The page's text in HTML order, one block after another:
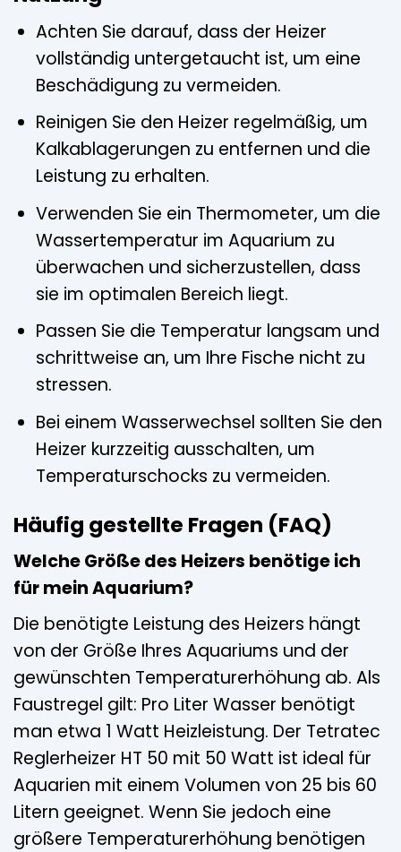
Achten Sie darauf, dass der Heizer
vollständig untergetaucht ist, um eine
Beschädigung zu vermeiden.
Reinigen Sie den Heizer regelmäßig, um
Kalkablagerungen zu entfernen und die
Leistung zu erhalten.
Verwenden Sie ein Thermometer, um die
Wassertemperatur im Aquarium zu
überwachen und sicherzustellen, dass
sie im optimalen Bereich liegt.
Passen Sie die Temperatur langsam und
schrittweise an, um Ihre Fische nicht zu
stressen.
Bei einem Wasserwechsel sollten Sie den
Heizer kurzzeitig ausschalten, um
Temperaturschocks zu vermeiden.
Häufig gestellte Fragen (FAQ)
Welche Größe des Heizers benötige ich
für mein Aquarium?
Die benötigte Leistung des Heizers hängt
von der Größe Ihres Aquariums und der
gewünschten Temperaturerhöhung ab. Als
Faustregel gilt: Pro Liter Wasser benötigt
man etwa 1 Watt Heizleistung. Der Tetratec
Reglerheizer HT 50 mit 50 Watt ist ideal für
Aquarien mit einem Volumen von 25 bis 60
Litern geeignet. Wenn Sie jedoch eine
größere Temperaturerhöhung benötigen